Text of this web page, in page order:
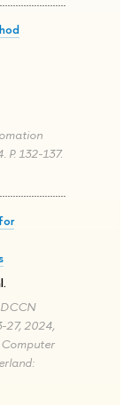
P. 132-137.
27, 2024,
Computer